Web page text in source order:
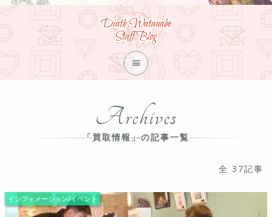
Diath Watanabe
Staff Blog

Archives
「買取情報」の記事一覧
全 37記事
インフォメーション/イベント